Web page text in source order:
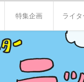
特集企画 ライタ